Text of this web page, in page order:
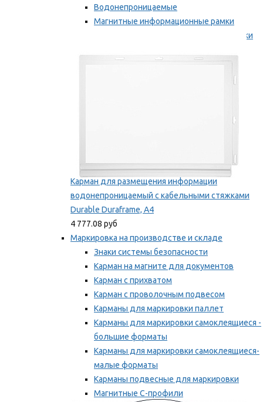
Водонепроницаемые
Магнитные информационные рамки
Самоклеящиеся информационные рамки
Карман для размещения информации
водонепроницаемый с кабельными стяжками
Durable Duraframe, А4
4 777.08 руб
Маркировка на производстве и складе
Знаки системы безопасности
Карман на магните для документов
Карман с прихватом
Карман с проволочным подвесом
Карманы для маркировки паллет
Карманы для маркировки самоклеящиеся -
большие форматы
Карманы для маркировки самоклеящиеся-
малые форматы
Карманы подвесные для маркировки
Магнитные С-профили